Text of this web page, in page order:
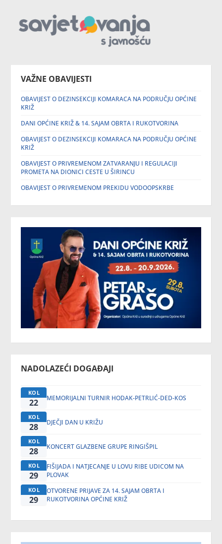
VAŽNE OBAVIJESTI
OBAVIJEST O DEZINSEKCIJI KOMARACA NA PODRUČJU OPĆINE
KRIŽ
DANI OPĆINE KRIŽ & 14. SAJAM OBRTA I RUKOTVORINA
OBAVIJEST O DEZINSEKCIJI KOMARACA NA PODRUČJU OPĆINE
KRIŽ
OBAVIJEST O PRIVREMENOM ZATVARANJU I REGULACIJI
PROMETA NA DIONICI CESTE U ŠIRINCU
OBAVIJEST O PRIVREMENOM PREKIDU VODOOPSKRBE
NADOLAZEĆI DOGAĐAJI
KOL
22 MEMORIJALNI TURNIR HODAK-PETRLIĆ-DED-KOS
KOL
28 DJEČJI DAN U KRIŽU
KOL
28 KONCERT GLAZBENE GRUPE RINGIŠPIL
KOL
29
FIŠIJADA I NATJECANJE U LOVU RIBE UDICOM NA
PLOVAK
KOL
29
OTVORENE PRIJAVE ZA 14. SAJAM OBRTA I
RUKOTVORINA OPĆINE KRIŽ